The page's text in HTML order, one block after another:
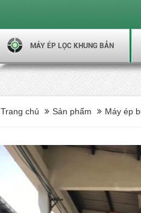
MÁY ÉP LỌC KHUNG BẢN
Trang chủ Sản phẩm Máy ép